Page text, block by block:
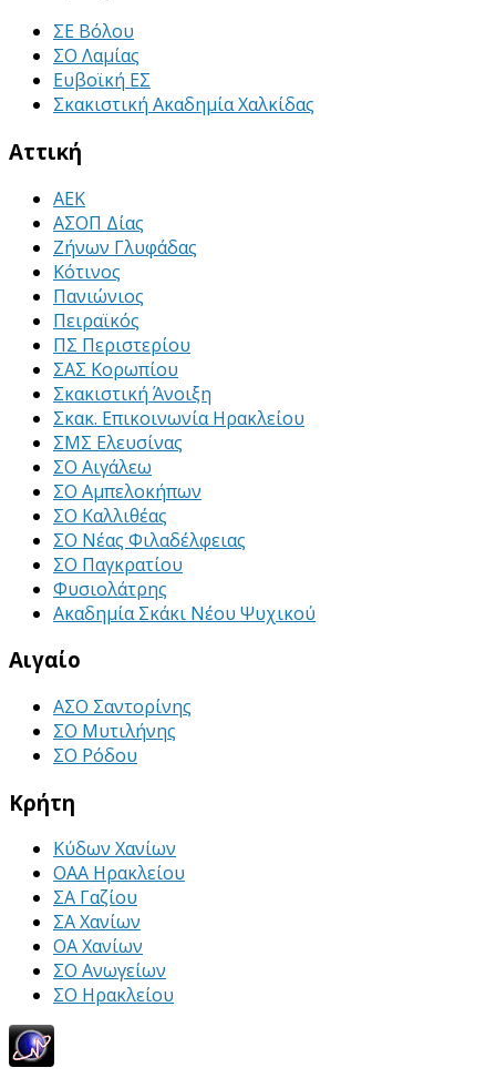
ΣΕ Βόλου
ΣΟ Λαμίας
Ευβοϊκή ΕΣ
Σκακιστική Ακαδημία Χαλκίδας
Αττική
ΑΕΚ
ΑΣΟΠ Δίας
Ζήνων Γλυφάδας
Κότινος
Πανιώνιος
Πειραϊκός
ΠΣ Περιστερίου
ΣΑΣ Κορωπίου
Σκακιστική Άνοιξη
Σκακ. Επικοινωνία Ηρακλείου
ΣΜΣ Ελευσίνας
ΣΟ Αιγάλεω
ΣΟ Αμπελοκήπων
ΣΟ Καλλιθέας
ΣΟ Νέας Φιλαδέλφειας
ΣΟ Παγκρατίου
Φυσιολάτρης
Ακαδημία Σκάκι Νέου Ψυχικού
Αιγαίο
ΑΣΟ Σαντορίνης
ΣΟ Μυτιλήνης
ΣΟ Ρόδου
Κρήτη
Κύδων Χανίων
ΟΑΑ Ηρακλείου
ΣΑ Γαζίου
ΣΑ Χανίων
ΟΑ Χανίων
ΣΟ Ανωγείων
ΣΟ Ηρακλείου